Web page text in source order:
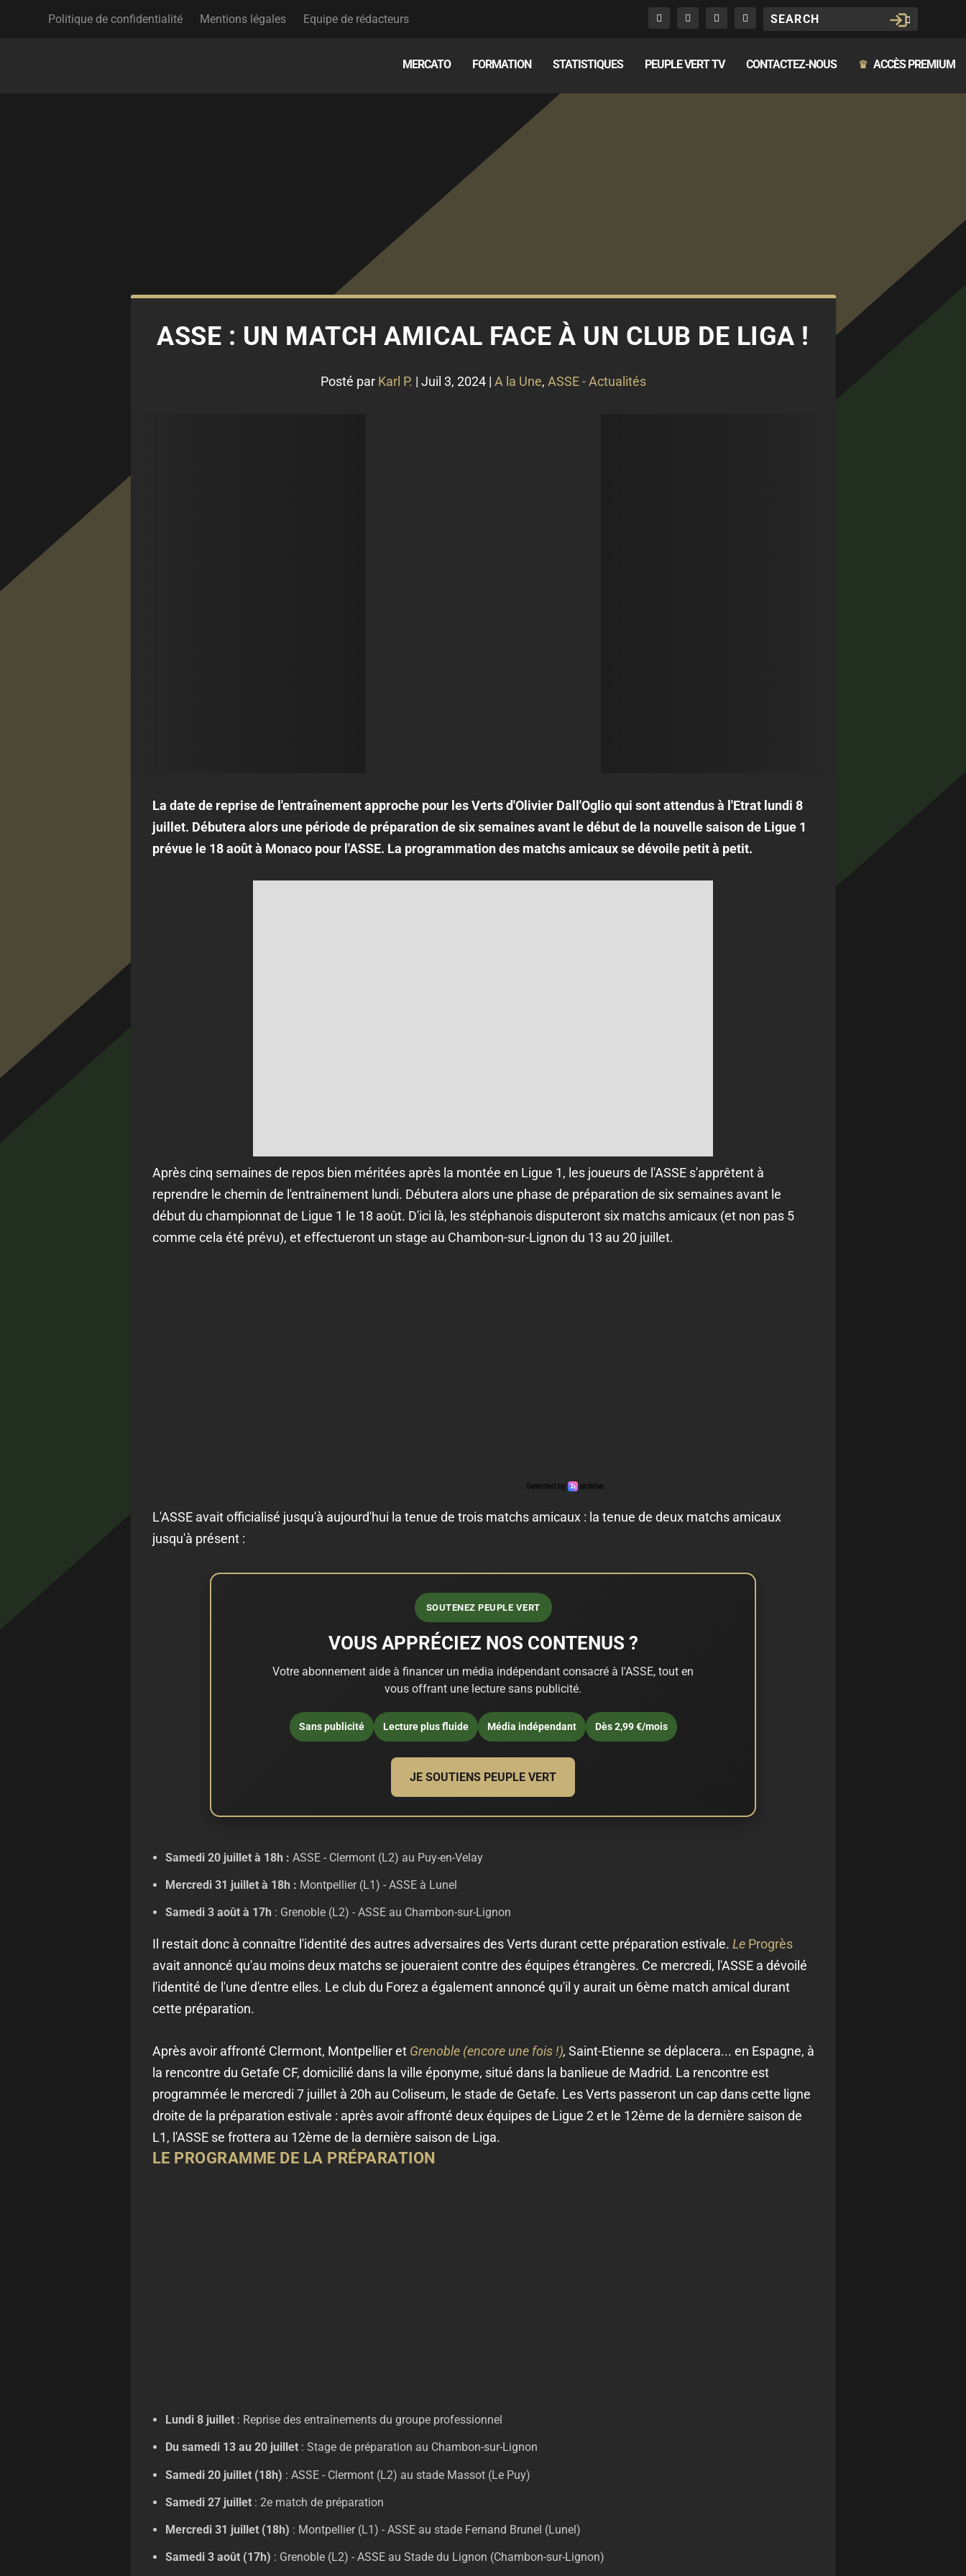
Politique de confidentialité Mentions légales Equipe de rédacteurs
MERCATO FORMATION STATISTIQUES PEUPLE VERT TV CONTACTEZ-NOUS ♛ ACCÈS PREMIUM
ASSE : UN MATCH AMICAL FACE À UN CLUB DE LIGA !
Posté par Karl P. | Juil 3, 2024| A la Une, ASSE - Actualités
La date de reprise de l'entraînement approche pour les Verts d'Olivier Dall'Oglio qui sont attendus à l'Etrat lundi 8
juillet. Débutera alors une période de préparation de six semaines avant le début de la nouvelle saison de Ligue 1
prévue le 18 août à Monaco pour l'ASSE. La programmation des matchs amicaux se dévoile petit à petit.
Après cinq semaines de repos bien méritées après la montée en Ligue 1, les joueurs de l'ASSE s'apprêtent à
reprendre le chemin de l'entraînement lundi. Débutera alors une phase de préparation de six semaines avant le
début du championnat de Ligue 1 le 18 août. D'ici là, les stéphanois disputeront six matchs amicaux (et non pas 5
comme cela été prévu), et effectueront un stage au Chambon-sur-Lignon du 13 au 20 juillet.
L'ASSE avait officialisé jusqu'à aujourd'hui la tenue de trois matchs amicaux : la tenue de deux matchs amicaux
jusqu'à présent :
SOUTENEZ PEUPLE VERT
VOUS APPRÉCIEZ NOS CONTENUS ?
Votre abonnement aide à financer un média indépendant consacré à l'ASSE, tout en
vous offrant une lecture sans publicité.
Sans publicité Lecture plus fluide Média indépendant Dès 2,99 €/mois
JE SOUTIENS PEUPLE VERT
Samedi 20 juillet à 18h : ASSE - Clermont (L2) au Puy-en-Velay
Mercredi 31 juillet à 18h : Montpellier (L1) - ASSE à Lunel
Samedi 3 août à 17h : Grenoble (L2) - ASSE au Chambon-sur-Lignon
Il restait donc à connaître l'identité des autres adversaires des Verts durant cette préparation estivale. LeProgrès
avait annoncé qu'au moins deux matchs se joueraient contre des équipes étrangères. Ce mercredi, l'ASSE a dévoilé
l'identité de l'une d'entre elles. Le club du Forez a également annoncé qu'il y aurait un 6ème match amical durant
cette préparation.
Après avoir affronté Clermont, Montpellier etGrenoble (encore une fois !), Saint-Etienne se déplacera... en Espagne, à
la rencontre du Getafe CF, domicilié dans la ville éponyme, situé dans la banlieue de Madrid. La rencontre est
programmée le mercredi 7 juillet à 20h au Coliseum, le stade de Getafe. Les Verts passeront un cap dans cette ligne
droite de la préparation estivale : après avoir affronté deux équipes de Ligue 2 et le 12ème de la dernière saison de
L1, l'ASSE se frottera au 12ème de la dernière saison de Liga.
LE PROGRAMME DE LA PRÉPARATION
Lundi 8 juillet: Reprise des entraînements du groupe professionnel
Du samedi 13 au 20 juillet : Stage de préparation au Chambon-sur-Lignon
Samedi 20 juillet (18h) : ASSE - Clermont (L2) au stade Massot (Le Puy)
Samedi 27 juillet: 2e match de préparation
Mercredi 31 juillet(18h) : Montpellier (L1) - ASSE au stade Fernand Brunel (Lunel)
Samedi 3 août (17h) : Grenoble (L2) - ASSE au Stade du Lignon (Chambon-sur-Lignon)